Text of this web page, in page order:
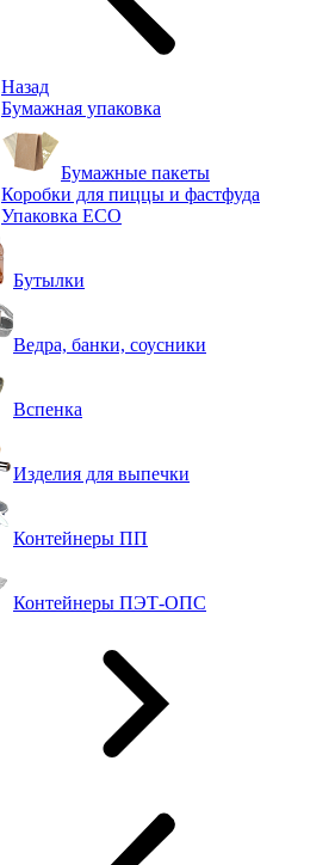
Назад
Бумажная упаковка
Бумажные пакеты
Коробки для пиццы и фастфуда
Упаковка ECO
Бутылки
Ведра, банки, соусники
Вспенка
Изделия для выпечки
Контейнеры ПП
Контейнеры ПЭТ-ОПС